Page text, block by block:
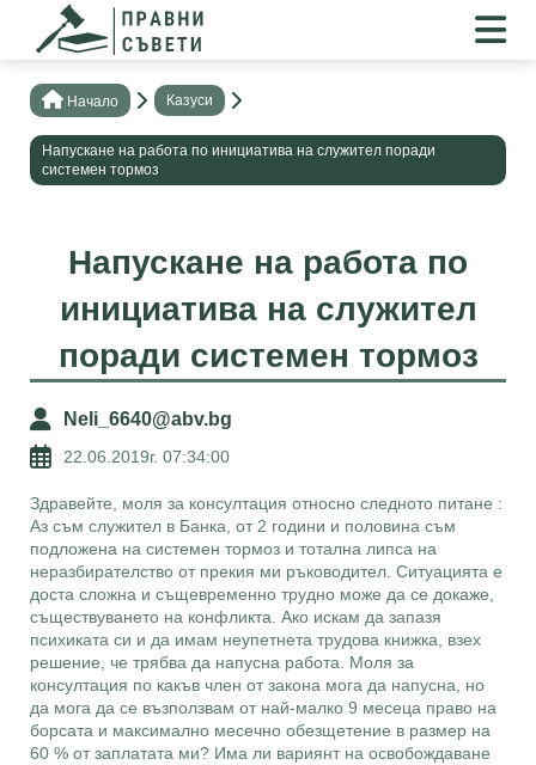
Нaчало Казуси
Напускане на работа по инициатива на служител поради
системен тормоз
Напускане на работа по
инициатива на служител
поради системен тормоз
Neli_6640@abv.bg
22.06.2019г. 07:34:00
Здравейте, моля за консултация относно следното питане :
Аз съм служител в Банка, от 2 години и половина съм
подложена на системен тормоз и тотална липса на
неразбирателство от прекия ми ръководител. Ситуацията е
доста сложна и същевременно трудно може да се докаже,
съществуването на конфликта. Ако искам да запазя
психиката си и да имам неупетнета трудова книжка, взех
решение, че трябва да напусна работа. Моля за
консултация по какъв член от закона мога да напусна, но
да мога да се възползвам от най-малко 9 месеца право на
борсата и максимално месечно обезщетение в размер на
60 % от заплатата ми? Има ли вариянт на освобождаване